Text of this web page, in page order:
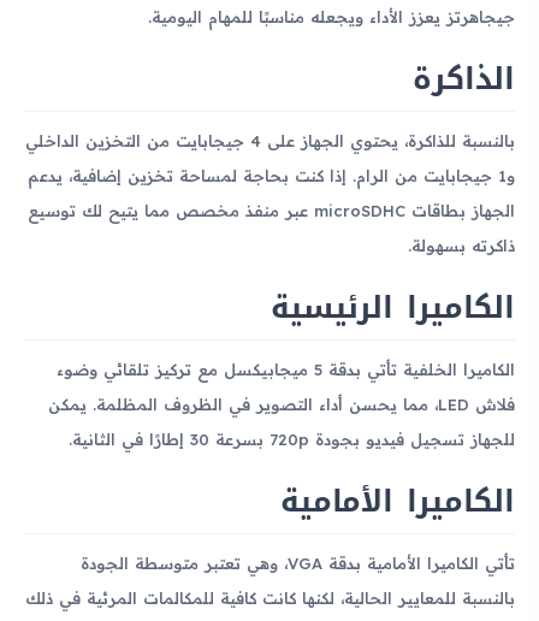
جيجاهرتز يعزز الأداء ويجعله مناسبًا للمهام اليومية.
الذاكرة
بالنسبة للذاكرة، يحتوي الجهاز على 4 جيجابايت من التخزين الداخلي
و1 جيجابايت من الرام. إذا كنت بحاجة لمساحة تخزين إضافية، يدعم
الجهاز بطاقات microSDHC عبر منفذ مخصص مما يتيح لك توسيع
ذاكرته بسهولة.
الكاميرا الرئيسية
الكاميرا الخلفية تأتي بدقة 5 ميجابيكسل مع تركيز تلقائي وضوء
فلاش LED، مما يحسن أداء التصوير في الظروف المظلمة. يمكن
للجهاز تسجيل فيديو بجودة 720p بسرعة 30 إطارًا في الثانية.
الكاميرا الأمامية
تأتي الكاميرا الأمامية بدقة VGA، وهي تعتبر متوسطة الجودة
بالنسبة للمعايير الحالية، لكنها كانت كافية للمكالمات المرئية في ذلك